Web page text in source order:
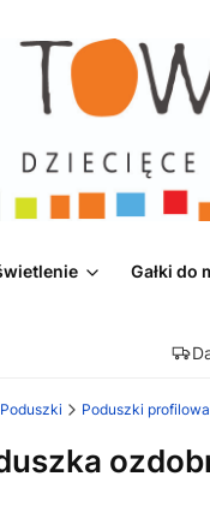
Gałki do
Poduszki Poduszki